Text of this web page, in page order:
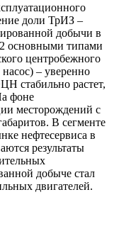
доли ТрИЗ –
добычи в
основными типами
центробежного
– уверенно
стабильно растет,
фоне
месторождений с
В сегменте
нефтесервиса в
результаты
добыче стал
двигателей.